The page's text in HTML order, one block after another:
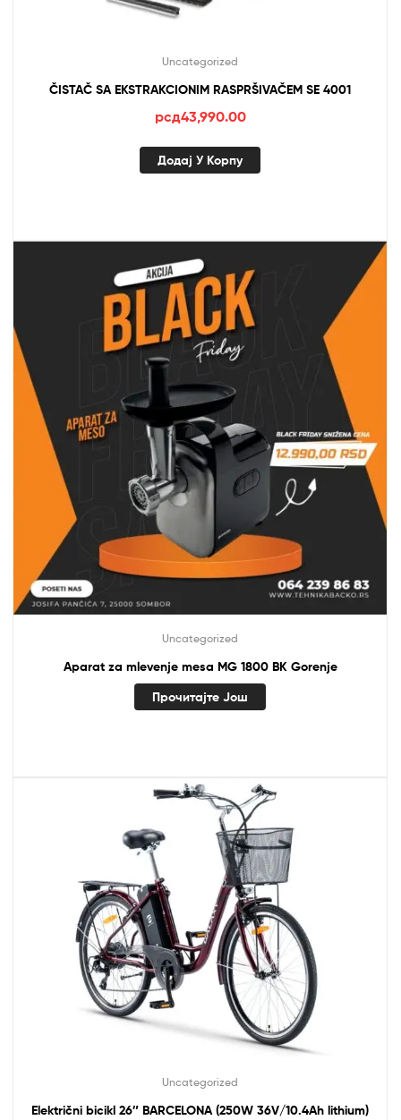
Uncategorized
ČISTAČ SA EKSTRAKCIONIM RASPRŠIVAČEM SE 4001
рсд43,990.00
Додај У Корпу
Uncategorized
Aparat za mlevenje mesa MG 1800 BK Gorenje
Прочитајте Још
Uncategorized
Električni bicikl 26″ BARCELONA (250W 36V/10.4Ah lithium)